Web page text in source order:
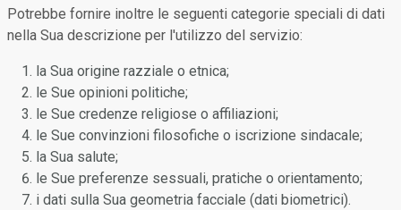
Potrebbe fornire inoltre le seguenti categorie speciali di dati
nella Sua descrizione per l'utilizzo del servizio:
la Sua origine razziale o etnica;
le Sue opinioni politiche;
le Sue credenze religiose o affiliazioni;
le Sue convinzioni filosofiche o iscrizione sindacale;
la Sua salute;
le Sue preferenze sessuali, pratiche o orientamento;
i dati sulla Sua geometria facciale (dati biometrici).